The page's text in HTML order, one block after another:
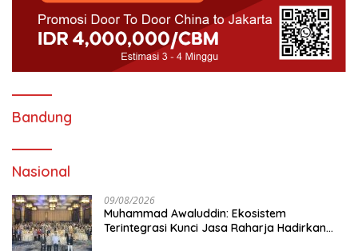
Bandung
Nasional
09/08/2026
Muhammad Awaluddin: Ekosistem
Terintegrasi Kunci Jasa Raharja Hadirkan